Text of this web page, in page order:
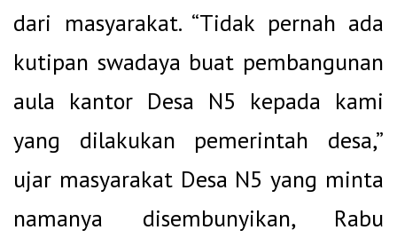
dari masyarakat. “Tidak pernah ada
kutipan swadaya buat pembangunan
aula kantor Desa N5 kepada kami
yang dilakukan pemerintah desa,”
ujar masyarakat Desa N5 yang minta
namanya disembunyikan, Rabu